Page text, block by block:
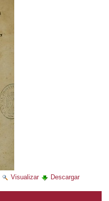
Visualizar Descargar